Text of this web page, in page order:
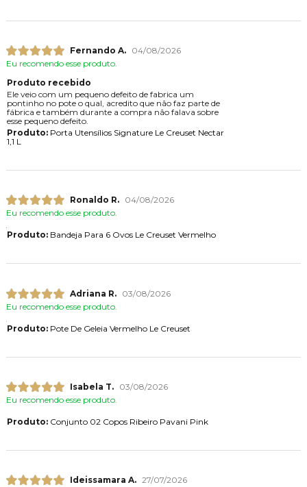
Fernando A.
04/08/2026
Eu recomendo esse produto.
Produto recebido
Ele veio com um pequeno defeito de fabrica um
pontinho no pote o qual, acredito que não faz parte de
fábrica e também durante a compra não falava sobre
esse pequeno defeito.
Produto:Porta Utensílios Signature Le Creuset Nectar
1,1 L
Ronaldo R.
04/08/2026
Eu recomendo esse produto.
Produto:Bandeja Para 6 Ovos Le Creuset Vermelho
Adriana R.
03/08/2026
Eu recomendo esse produto.
Produto:Pote De Geleia Vermelho Le Creuset
Isabela T.
03/08/2026
Eu recomendo esse produto.
Produto:Conjunto 02 Copos Ribeiro Pavani Pink
Ideissamara A. 27/07/2026